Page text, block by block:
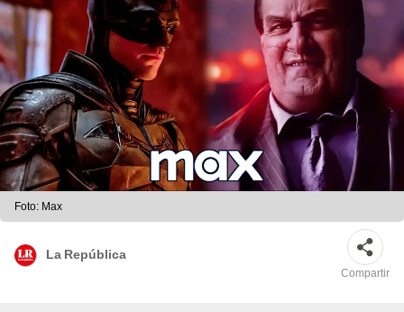
Foto: Max
La República
Compartir